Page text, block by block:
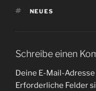
SCHLAGWÖRTER
NEUES
Schreibe einen
Deine E-Mail-
Erforderliche Felder